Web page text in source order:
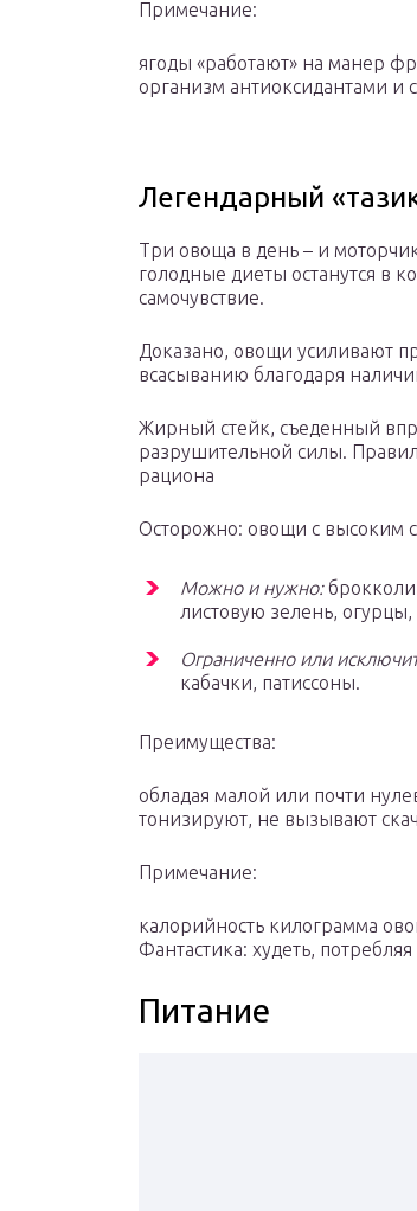
Примечание:
ягоды «работают» на манер
организм антиоксидантами и
Легендарный
Три овоща в день – и
голодные диеты останутся в
самочувствие.
Доказано, овощи усиливают
всасыванию благодаря
Жирный стейк, съеденный
разрушительной силы.
рациона
Осторожно: овощи с высоким
Можно и нужно:брокколи
листовую зелень,
Ограниченно или
кабачки, патиссоны.
Преимущества:
обладая малой или почти
тонизируют, не вызывают
Примечание:
калорийность килограмма
Фантастика: худеть,
Питание